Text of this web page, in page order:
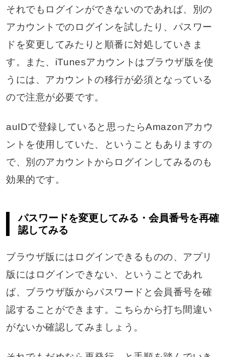
それでもログインができないのであれば、別の
アカウントでのログインを試したり、パスワー
ドを変更してみたりと順番に対処していきま
す。また、iTunesアカウントはブラウザ版を使
うには、アカウントの移行が必須となっている
ので注意が必要です。
auIDで登録していると思ったらAmazonアカウ
ントを使用していた、ということもありますの
で、別のアカウントからログインしてみるのも
効果的です。
パスワードを変更してみる・会員番号を再確
認してみる
ブラウザ版にはログインできるものの、アプリ
版にはログインできない、ということであれ
ば、ブラウザ版からパスワードと会員番号を確
認することができます。こちらから打ち間違い
がないか確認してみましょう。